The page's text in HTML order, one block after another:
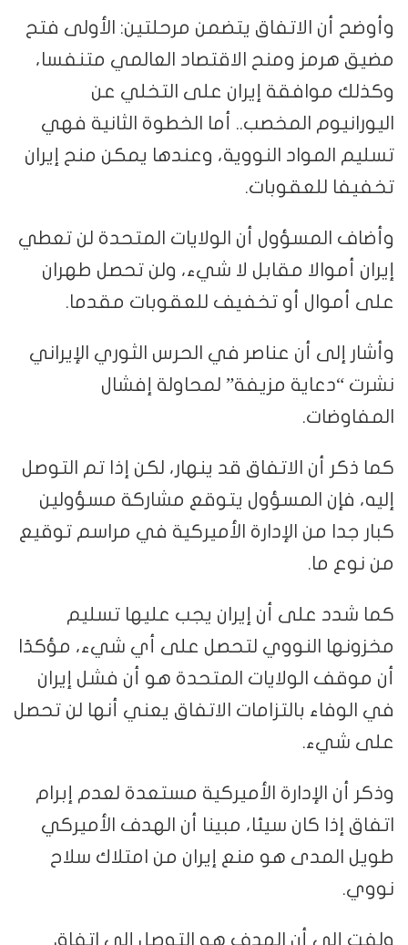
وأوضح أن الاتفاق يتضمن مرحلتين: الأولى فتح
مضيق هرمز ومنح الاقتصاد العالمي متنفسا،
وكذلك موافقة إيران على التخلي عن
اليورانيوم المخصب.. أما الخطوة الثانية فهي
تسليم المواد النووية، وعندها يمكن منح إيران
تخفيفا للعقوبات.
وأضاف المسؤول أن الولايات المتحدة لن تعطي
إيران أموالا مقابل لا شيء، ولن تحصل طهران
على أموال أو تخفيف للعقوبات مقدما.
وأشار إلى أن عناصر في الحرس الثوري الإيراني
نشرت “دعاية مزيفة” لمحاولة إفشال
المفاوضات.
كما ذكر أن الاتفاق قد ينهار، لكن إذا تم التوصل
إليه، فإن المسؤول يتوقع مشاركة مسؤولين
كبار جدا من الإدارة الأميركية في مراسم توقيع
من نوع ما.
كما شدد على أن إيران يجب عليها تسليم
مخزونها النووي لتحصل على أي شيء، مؤكدًا
أن موقف الولايات المتحدة هو أن فشل إيران
في الوفاء بالتزامات الاتفاق يعني أنها لن تحصل
على شيء.
وذكر أن الإدارة الأميركية مستعدة لعدم إبرام
اتفاق إذا كان سيئا، مبينا أن الهدف الأميركي
طويل المدى هو منع إيران من امتلاك سلاح
نووي.
ولفت إلى أن الهدف هو التوصل إلى اتفاق